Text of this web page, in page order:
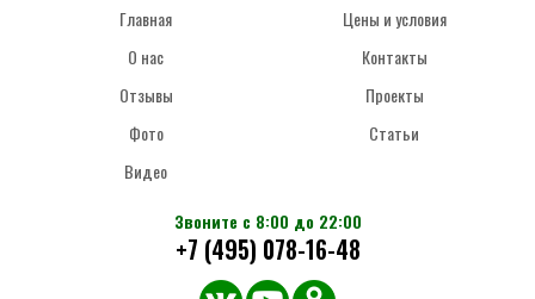
Главная
О нас
Отзывы
Фото
Видео
Цены и условия
Контакты
Проекты
Статьи
Звоните с 8:00 до 22:00
+7 (495) 078-16-48